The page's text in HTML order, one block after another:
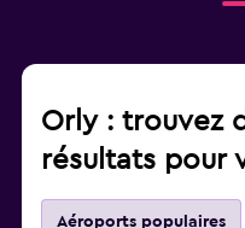
Orly : trouvez
résultats pour
Aéroports populaires